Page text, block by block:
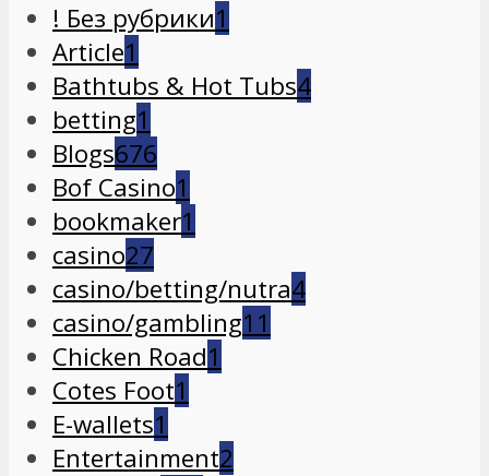
! Без рубрики1
Article1
Bathtubs & Hot Tubs4
betting1
Blogs676
Bof Casino1
bookmaker1
casino27
casino/betting/nutra4
casino/gambling11
Chicken Road1
Cotes Foot1
E-wallets1
Entertainment2